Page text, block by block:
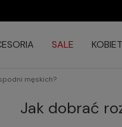
SALE
męskich?
Jak dobrać